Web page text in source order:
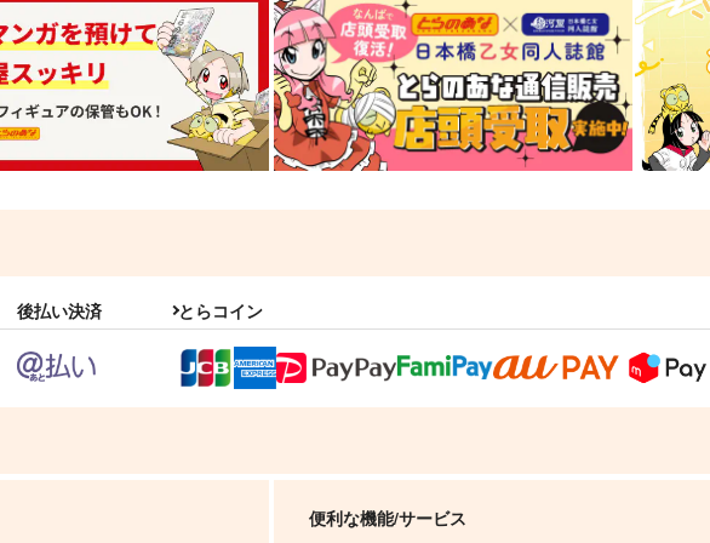
後払い決済 とらコイン
便利な機能/サービス